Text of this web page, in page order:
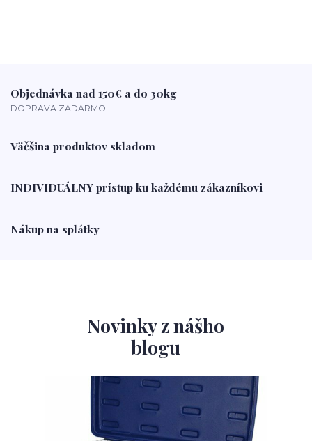
Objednávka nad 150€ a do 30kg
DOPRAVA ZADARMO
Väčšina produktov skladom
INDIVIDUÁLNY prístup ku každému zákazníkovi
Nákup na splátky
Novinky z nášho
blogu